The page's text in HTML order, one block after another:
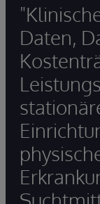
Daten,